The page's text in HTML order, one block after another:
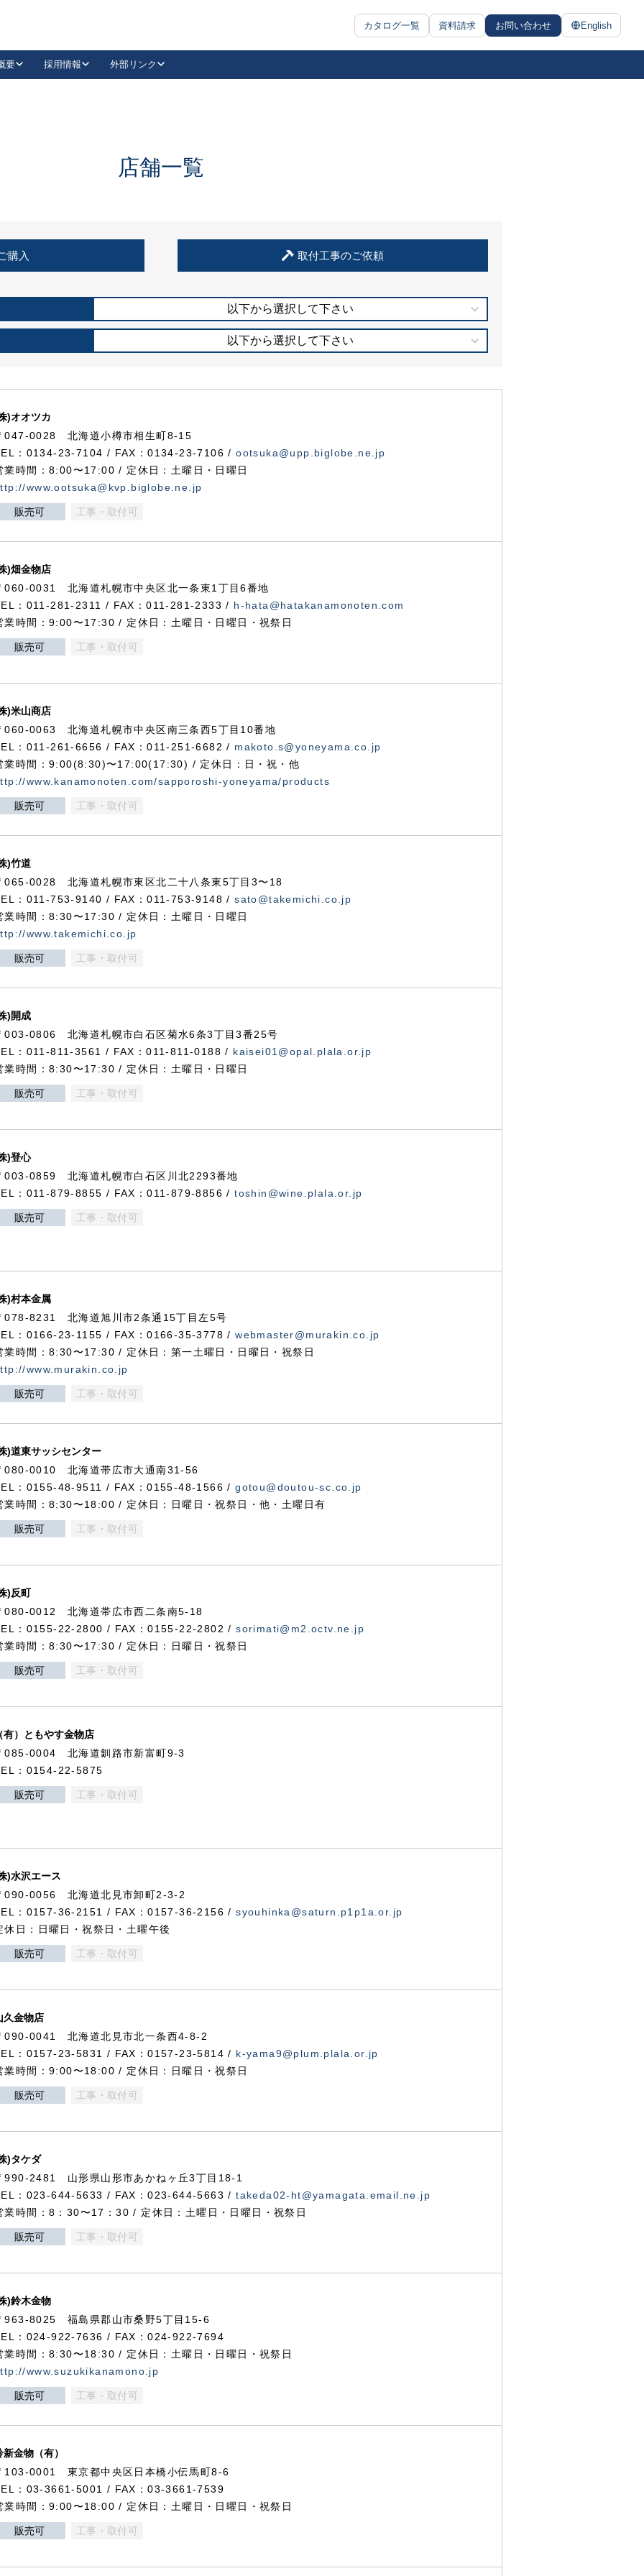
カタログ一覧 資料請求 お問い合わせ English
抗ウイルス・抗菌製品
要 採用情報 外部リンク
LinkedIn
住宅使用部材標準化推進協議会
店舗一覧
購入 取付工事のご依頼
以下から選択して下さい
以下から選択して下さい
)オオツカ
047-0028 北海道小樽市相生町8-15
：0134-23-7104 / FAX：0134-23-7106 /ootsuka@upp.biglobe.ne.jp
業時間：8:00〜17:00 / 定休日：土曜日・日曜日
www.ootsuka@kvp.biglobe.ne.jp
販売可 工事・取付可
)畑金物店
060-0031 北海道札幌市中央区北一条東1丁目6番地
：011-281-2311 / FAX：011-281-2333 / h-hata@hatakanamonoten.com
業時間：9:00〜17:30 / 定休日：土曜日・日曜日・祝祭日
販売可 工事・取付可
)米山商店
060-0063 北海道札幌市中央区南三条西5丁目10番地
：011-261-6656 / FAX：011-251-6682 / makoto.s@yoneyama.co.jp
業時間：9:00(8:30)〜17:00(17:30) / 定休日：日・祝・他
www.kanamonoten.com/sapporoshi-yoneyama/products
販売可 工事・取付可
)竹道
065-0028 北海道札幌市東区北二十八条東5丁目3〜18
：011-753-9140 / FAX：011-753-9148 /sato@takemichi.co.jp
業時間：8:30〜17:30 / 定休日：土曜日・日曜日
www.takemichi.co.jp
販売可 工事・取付可
)開成
003-0806 北海道札幌市白石区菊水6条3丁目3番25号
：011-811-3561 / FAX：011-811-0188 / kaisei01@opal.plala.or.jp
業時間：8:30〜17:30 / 定休日：土曜日・日曜日
販売可 工事・取付可
)登心
003-0859 北海道札幌市白石区川北2293番地
：011-879-8855 / FAX：011-879-8856 /toshin@wine.plala.or.jp
販売可 工事・取付可
)村本金属
078-8231 北海道旭川市2条通15丁目左5号
：0166-23-1155 / FAX：0166-35-3778 /webmaster@murakin.co.jp
業時間：8:30〜17:30 / 定休日：第一土曜日・日曜日・祝祭日
www.murakin.co.jp
販売可 工事・取付可
)道東サッシセンター
080-0010 北海道帯広市大通南31-56
：0155-48-9511 / FAX：0155-48-1566 /gotou@doutou-sc.co.jp
業時間：8:30〜18:00 / 定休日：日曜日・祝祭日・他・土曜日有
販売可 工事・取付可
)反町
080-0012 北海道帯広市西二条南5-18
：0155-22-2800 / FAX：0155-22-2802 /sorimati@m2.octv.ne.jp
業時間：8:30〜17:30 / 定休日：日曜日・祝祭日
販売可 工事・取付可
有）ともやす金物店
085-0004 北海道釧路市新富町9-3
：0154-22-5875
販売可 工事・取付可
)水沢エース
090-0056 北海道北見市卸町2-3-2
：0157-36-2151 / FAX：0157-36-2156 /syouhinka@saturn.p1p1a.or.jp
休日：日曜日・祝祭日・土曜午後
販売可 工事・取付可
久金物店
090-0041 北海道北見市北一条西4-8-2
：0157-23-5831 / FAX：0157-23-5814 / k-yama9@plum.plala.or.jp
業時間：9:00〜18:00 / 定休日：日曜日・祝祭日
販売可 工事・取付可
)タケダ
990-2481 山形県山形市あかねヶ丘3丁目18-1
：023-644-5633 / FAX：023-644-5663 /takeda02-ht@yamagata.email.ne.jp
業時間：8：30〜17：30 / 定休日：土曜日・日曜日・祝祭日
販売可 工事・取付可
)鈴木金物
963-8025 福島県郡山市桑野5丁目15-6
：024-922-7636 / FAX：024-922-7694
業時間：8:30〜18:30 / 定休日：土曜日・日曜日・祝祭日
www.suzukikanamono.jp
販売可 工事・取付可
新金物（有）
103-0001 東京都中央区日本橋小伝馬町8-6
：03-3661-5001 / FAX：03-3661-7539
業時間：9:00〜18:00 / 定休日：土曜日・日曜日・祝祭日
販売可 工事・取付可